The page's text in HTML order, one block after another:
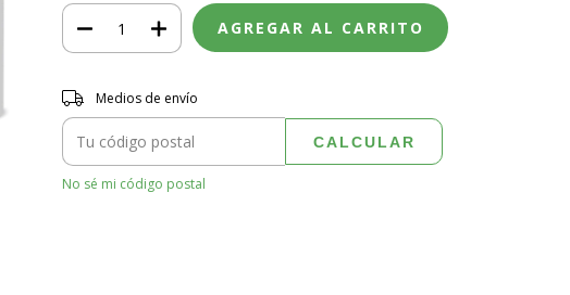
Entregas para el CP:
Medios de envío
CALCULAR
No sé mi código postal